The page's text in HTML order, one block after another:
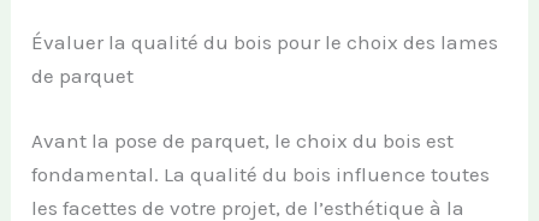
Évaluer la qualité du bois pour le choix des lames
de parquet
Avant la pose de parquet, le choix du bois est
fondamental. La qualité du bois influence toutes
les facettes de votre projet, de l’esthétique à la